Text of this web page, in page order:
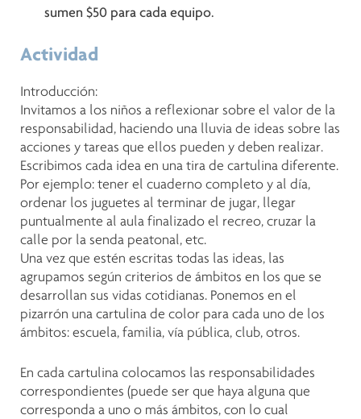
sumen $50 para cada equipo.
Actividad
Introducción:
Invitamos a los niños a reflexionar sobre el valor de la
responsabilidad, haciendo una lluvia de ideas sobre las
acciones y tareas que ellos pueden y deben realizar.
Escribimos cada idea en una tira de cartulina diferente.
Por ejemplo: tener el cuaderno completo y al día,
ordenar los juguetes al terminar de jugar, llegar
puntualmente al aula finalizado el recreo, cruzar la
calle por la senda peatonal, etc.
Una vez que estén escritas todas las ideas, las
agrupamos según criterios de ámbitos en los que se
desarrollan sus vidas cotidianas. Ponemos en el
pizarrón una cartulina de color para cada uno de los
ámbitos: escuela, familia, vía pública, club, otros.
En cada cartulina colocamos las responsabilidades
correspondientes (puede ser que haya alguna que
corresponda a uno o más ámbitos, con lo cual